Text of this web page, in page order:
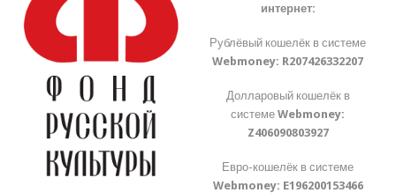
интернет:
Рублёвый кошелёк в системе
Webmoney: R207426332207
Долларовый кошелёк в
системеWebmoney:
Z406090803927
Евро-кошелёк в системе
Webmoney: E196200153466